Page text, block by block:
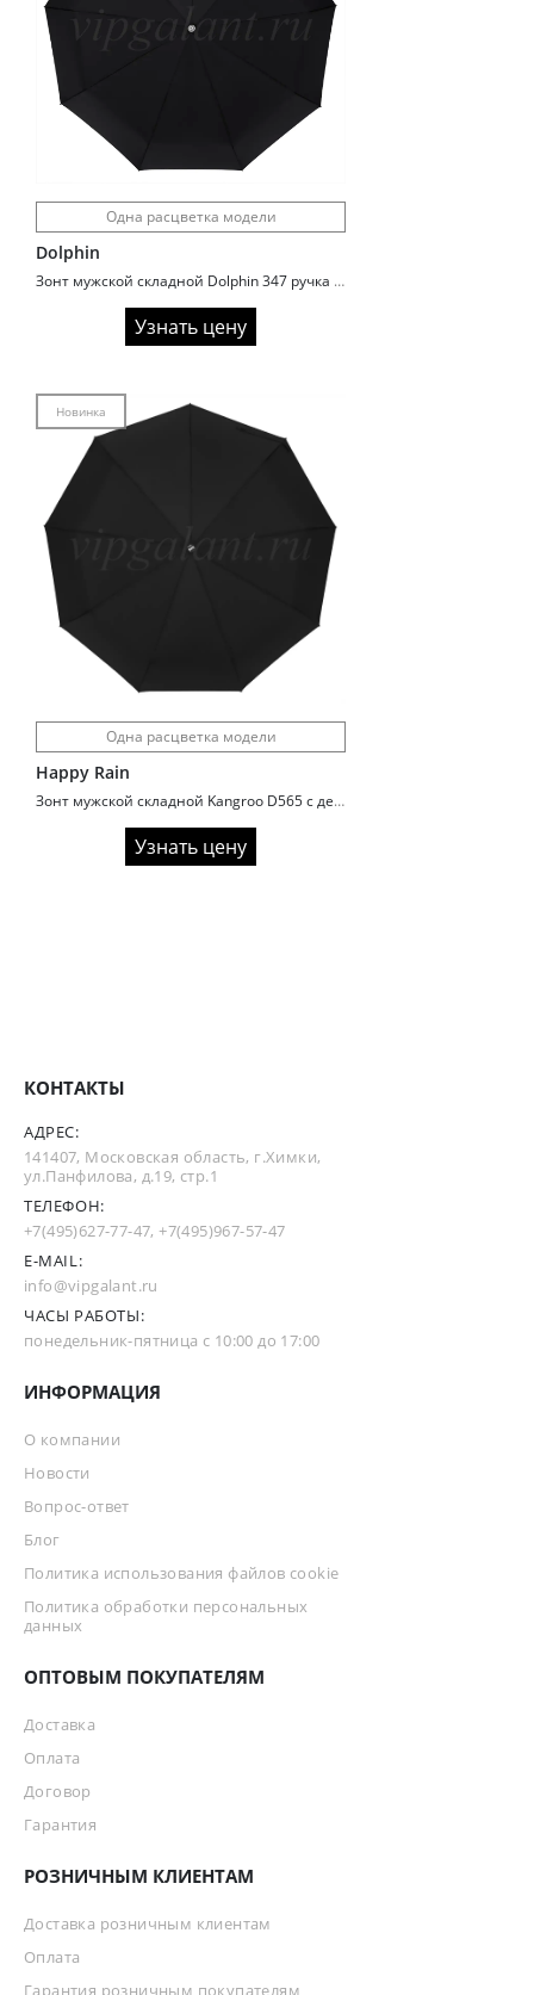
Одна расцветка модели
Dolphin
Зонт мужской складной Dolphin 347 ручка крюк
Узнать цену
Новинка
Одна расцветка модели
Happy Rain
Зонт мужской складной Kangroo D565 с деревянной ручкой
Узнать цену
КОНТАКТЫ
АДРЕС:
141407, Московская область, г.Химки,
ул.Панфилова, д.19, стр.1
ТЕЛЕФОН:
+7(495)627-77-47,+7(495)967-57-47
E-MAIL:
info@vipgalant.ru
ЧАСЫ РАБОТЫ:
понедельник-пятница с 10:00 до 17:00
ИНФОРМАЦИЯ
О компании
Новости
Вопрос-ответ
Блог
Политика использования файлов cookie
Политика обработки персональных
данных
ОПТОВЫМ ПОКУПАТЕЛЯМ
Доставка
Оплата
Договор
Гарантия
РОЗНИЧНЫМ КЛИЕНТАМ
Доставка розничным клиентам
Оплата
Гарантия розничным покупателям